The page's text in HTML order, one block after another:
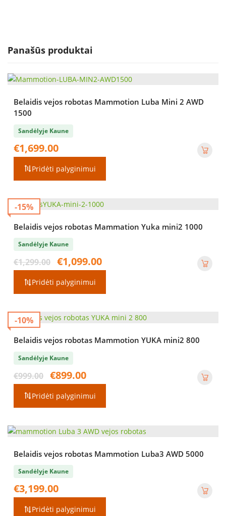
Panašūs produktai
Belaidis vejos robotas Mammotion Luba Mini 2 AWD
1500
Sandėlyje Kaune
€1,699.00
Pridėti palyginimui
-15%
Belaidis vejos robotas Mammation Yuka mini2 1000
Sandėlyje Kaune
€1,299.00
Original
price
was:
€1,299.00.
€1,099.00Current
Pridėti palyginimui
-10%
Belaidis vejos robotas Mammotion YUKA mini2 800
Sandėlyje Kaune
€999.00
Original
price
was:
€999.00.
€899.00
€899.00.
Pridėti palyginimui
Belaidis vejos robotas Mammotion Luba3 AWD 5000
Sandėlyje Kaune
€3,199.00
Pridėti palyginimui